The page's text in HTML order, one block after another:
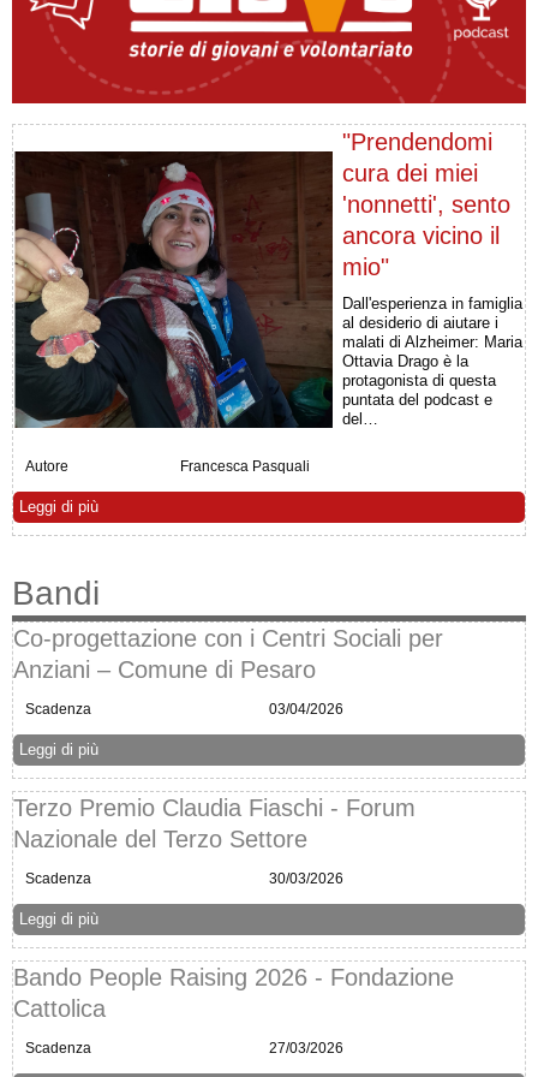
"Prendendomi
cura dei miei
'nonnetti', sento
ancora vicino il
mio"
Dall'esperienza in famiglia
al desiderio di aiutare i
malati di Alzheimer: Maria
Ottavia Drago è la
protagonista di questa
puntata del podcast e
del…
Autore Francesca Pasquali
Leggi di più
Bandi
Co-progettazione con i Centri Sociali per
Anziani – Comune di Pesaro
Scadenza 03/04/2026
Leggi di più
Terzo Premio Claudia Fiaschi - Forum
Nazionale del Terzo Settore
Scadenza 30/03/2026
Leggi di più
Bando People Raising 2026 - Fondazione
Cattolica
Scadenza 27/03/2026